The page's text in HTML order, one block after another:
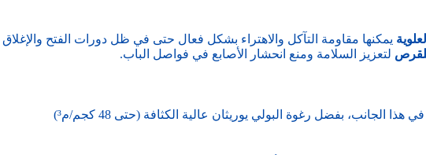
يمكنها مقاومة التآكل والاهتراء بشكل فعال حتى في ظل دورات الفتح والإغلاق
لتعزيز السلامة ومنع انحشار الأصابع في فواصل الباب.
في هذا الجانب، بفضل رغوة البولي يوريثان عالية الكثافة (حتى 48 كجم/م³)